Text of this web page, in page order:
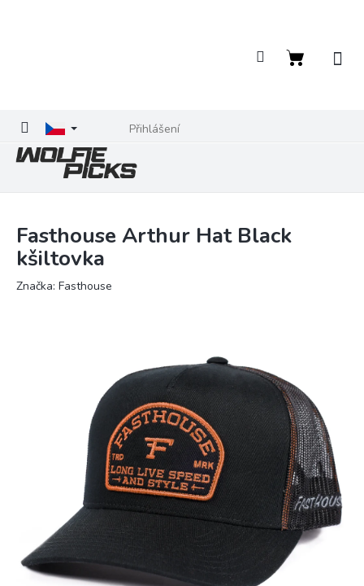
Přihlášení
Nákupní
Fasthouse Arthur Hat Black
kšiltovka
Značka: Fasthouse